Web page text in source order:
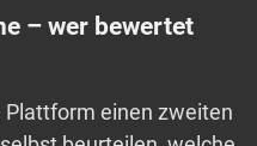
– wer bewertet
Plattform einen zweiten